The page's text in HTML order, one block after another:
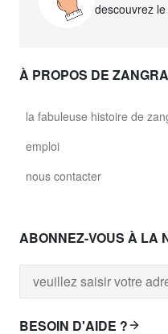
descouvrez
À PROPOS DE ZANGRA
la fabuleuse histoire de
emploi
nous contacter
ABONNEZ-VOUS À LA
BESOIN D'AIDE ?